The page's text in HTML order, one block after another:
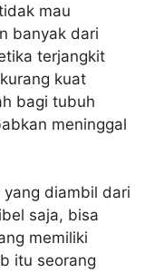
mau
banyak dari
terjangkit
kuat
bagi tubuh
meninggal
diambil dari
saja, bisa
memiliki
itu seorang